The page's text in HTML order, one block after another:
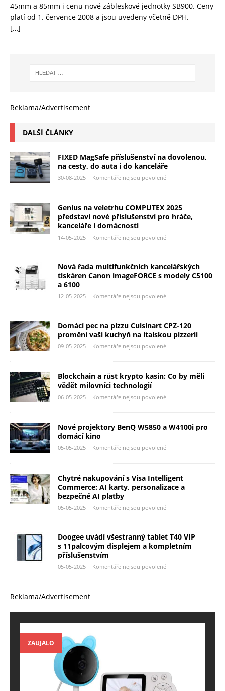
45mm a 85mm i cenu nové zábleskové jednotky SB900. Ceny
platí od 1. července 2008 a jsou uvedeny včetně DPH.
[…]
Reklama/Advertisement
DALŠÍ ČLÁNKY
FIXED MagSafe příslušenství na dovolenou,
na cesty, do auta i do kanceláře
30-08-2025 Komentáře nejsou povolené
Genius na veletrhu COMPUTEX 2025
představí nové příslušenství pro hráče,
kanceláře i domácnosti
14-05-2025 Komentáře nejsou povolené
Nová řada multifunkčních kancelářských
tiskáren Canon imageFORCE s modely C5100
a 6100
12-05-2025 Komentáře nejsou povolené
Domácí pec na pizzu Cuisinart CPZ-120
promění vaši kuchyň na italskou pizzerii
09-05-2025 Komentáře nejsou povolené
Blockchain a růst krypto kasin: Co by měli
vědět milovníci technologií
06-05-2025 Komentáře nejsou povolené
Nové projektory BenQ W5850 a W4100i pro
domácí kino
05-05-2025 Komentáře nejsou povolené
Chytré nakupování s Visa Intelligent
Commerce: AI karty, personalizace a
bezpečné AI platby
05-05-2025 Komentáře nejsou povolené
Doogee uvádí všestranný tablet T40 VIP
s 11palcovým displejem a kompletním
příslušenstvím
05-05-2025 Komentáře nejsou povolené
Reklama/Advertisement
ZAUJALO